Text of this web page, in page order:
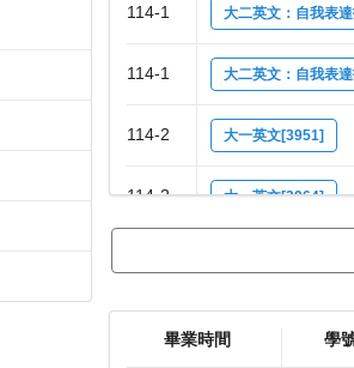
114-1 大二英文：自我表
114-1 大二英文：自我表
114-2 大一英文[3951]
114-2 大一英文[3964]
大二英文：自我表
114-2
畢業時間 學